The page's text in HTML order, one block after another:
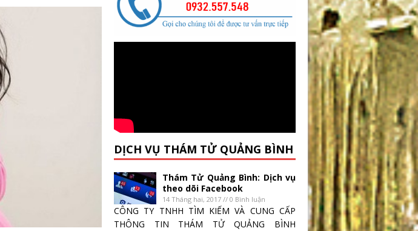
DỊCH VỤ THÁM TỬ QUẢNG BÌNH
Thám Tử Quảng Bình: Dịch vụ
theo dõi Facebook
14 Tháng hai, 2017 // 0 Bình luận
CÔNG TY TNHH TÌM KIẾM VÀ CUNG CẤP
THÔNG TIN THÁM TỬ QUẢNG BÌNH